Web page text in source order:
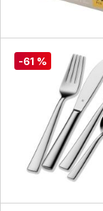
-61 %